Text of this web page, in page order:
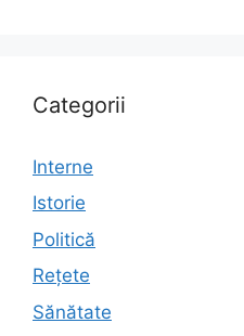
Categorii
Interne
Istorie
Politică
Rețete
Sănătate